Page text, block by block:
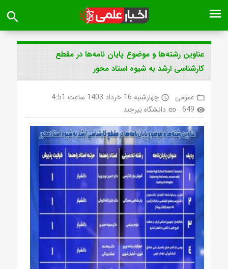
menu
search
عناوین رشته‌ها و موضوع پایان نامه‌ها در مقطع
کارشناسی ارشد به شیوه استاد محور
folder_open عمومی access_time چهارشنبه 16 خرداد 1403 ساعت 4:51
visibility
649
link دانشگاه بیرجند